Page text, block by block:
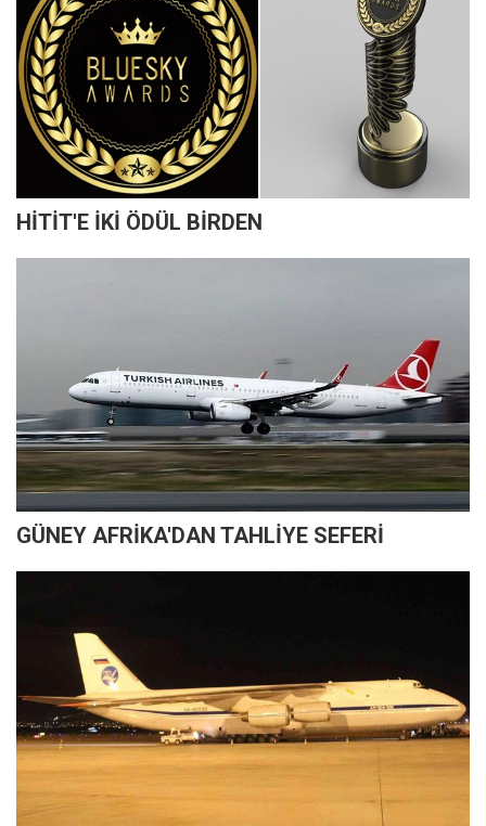
HİTİT'E İKİ ÖDÜL BİRDEN
GÜNEY AFRİKA'DAN TAHLİYE SEFERİ